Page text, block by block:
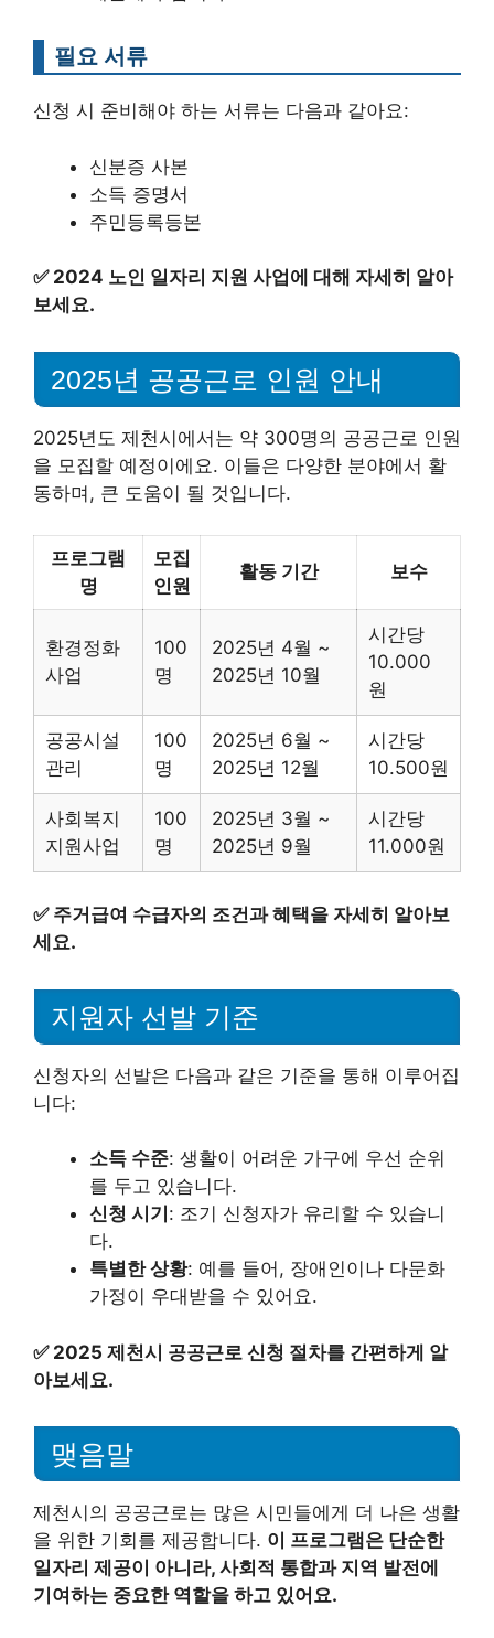
필요 서류
신청 시 준비해야 하는 서류는 다음과 같아요:
신분증 사본
소득 증명서
주민등록등본
✅ 2024 노인 일자리 지원 사업에 대해 자세히 알아
보세요.
2025년 공공근로 인원 안내
2025년도 제천시에서는 약 300명의 공공근로 인원
을 모집할 예정이에요. 이들은 다양한 분야에서 활
동하며, 큰 도움이 될 것입니다.
프로그램
명
모집
인원
활동 기간 보수
환경정화
사업
100
명
2025년 4월 ~
2025년 10월
시간당
10.000
원
공공시설
관리
100
명
2025년 6월 ~
2025년 12월
시간당
10.500원
사회복지
지원사업
100
명
2025년 3월 ~
2025년 9월
시간당
11.000원
✅ 주거급여 수급자의 조건과 혜택을 자세히 알아보
세요.
지원자 선발 기준
신청자의 선발은 다음과 같은 기준을 통해 이루어집
니다:
소득 수준: 생활이 어려운 가구에 우선 순위
를 두고 있습니다.
신청 시기 : 조기 신청자가 유리할 수 있습니
다.
특별한 상황: 예를 들어, 장애인이나 다문화
가정이 우대받을 수 있어요.
✅ 2025 제천시 공공근로 신청 절차를 간편하게 알
아보세요.
맺음말
제천시의 공공근로는 많은 시민들에게 더 나은 생활
을 위한 기회를 제공합니다. 이 프로그램은 단순한
일자리 제공이 아니라, 사회적 통합과 지역 발전에
기여하는 중요한 역할을 하고 있어요.